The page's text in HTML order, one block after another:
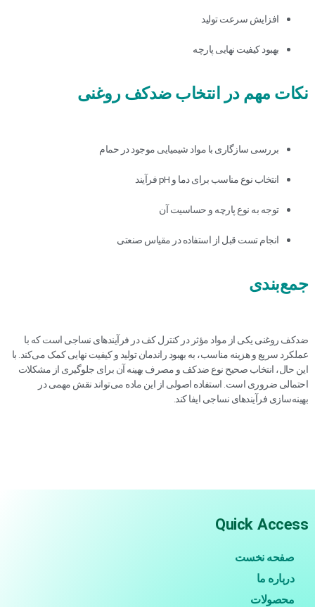
افزایش سرعت تولید
بهبود کیفیت نهایی پارچه
نکات مهم در انتخاب ضدکف روغنی
بررسی سازگاری با مواد شیمیایی موجود در حمام
انتخاب نوع مناسب برای دما و pH فرآیند
توجه به نوع پارچه و حساسیت آن
انجام تست قبل از استفاده در مقیاس صنعتی
جمع‌بندی
ضدکف روغنی یکی از مواد مؤثر در کنترل کف در فرآیندهای نساجی است که با
عملکرد سریع و هزینه مناسب، به بهبود راندمان تولید و کیفیت نهایی کمک می‌کند. با
این حال، انتخاب صحیح نوع ضدکف و مصرف بهینه آن برای جلوگیری از مشکلات
احتمالی ضروری است. استفاده اصولی از این ماده می‌تواند نقش مهمی در
بهینه‌سازی فرآیندهای نساجی ایفا کند.
Quick Access
صفحه نخست
درباره ما
محصولات